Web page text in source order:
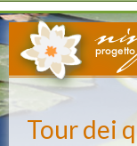
Tour dei